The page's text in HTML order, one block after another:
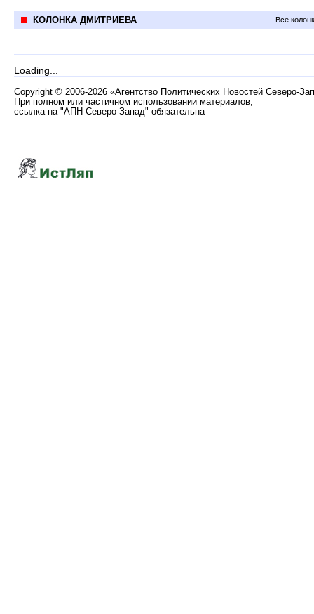
КОЛОНКА ДМИТРИЕВА Все
Loading...
Copyright © 2006-2026 «Агентство Политических Новостей Северо-
При полном или частичном использовании материалов,
ссылка на "АПН Северо-Запад" обязательна